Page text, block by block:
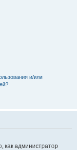
и/или
как администратор